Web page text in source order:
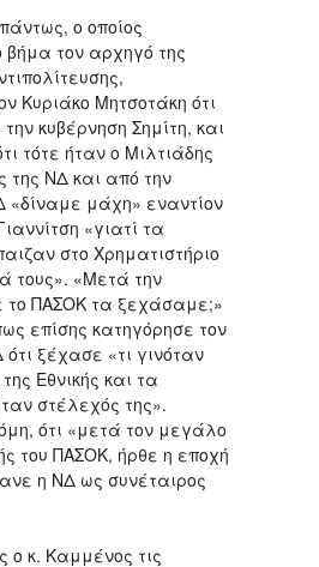
ο οποίος
βήμα τον αρχηγό της
Κυριάκο Μητσοτάκη ότι
κυβέρνηση Σημίτη, και
τότε ήταν ο Μιλτιάδης
της ΝΔ και από την
«δίναμε μάχη» εναντίον
«γιατί τα
στο Χρηματιστήριο
τους». «Μετά την
το ΠΑΣΟΚ τα ξεχάσαμε;»
επίσης κατηγόρησε τον
ξέχασε «τι γινόταν
Εθνικής και τα
στέλεχός της».
ότι «μετά τον μεγάλο
του ΠΑΣΟΚ, ήρθε η εποχή
η ΝΔ ως συνέταιρος
ο κ. Καμμένος τις